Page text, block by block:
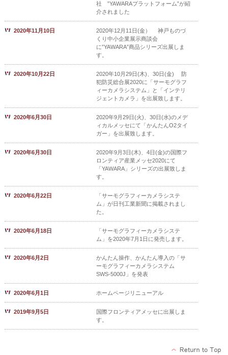
社 ”YAWARAプラットフォーム”が紹
介されました
2020年11月10日
2020年12月11日(金） 神戸ものづ
くり中小企業展示商談会
に”YAWARA”商品シリーズ出展しま
す。
2020年10月22日
2020年10月29日(木)、30日(金) 防
犯防災総合展2020に「サーモグラフ
ィーカメラシステム」と「インテリ
ジェントカメラ」を出展致します。
2020年6月30日
2020年9月29日(火)、30日(水)のメデ
ィカルメッセにて「かんたんO2タイ
ガー」を出展致します。
2020年6月30日
2020年9月3日(木)、4日(金)の国際フ
ロンティア産業メッセ2020にて
「YAWARA」シリーズの出展致しま
す。
2020年6月22日
「サーモグラフィーカメラシステ
ム」が日刊工業新聞に掲載されまし
た。
2020年6月18日
「サーモグラフィーカメラシステ
ム」を2020年7月1日に発売します。
2020年6月2日
かんたん操作、かんたん導入の「サ
ーモグラフィーカメラシステム
SWS-5000J」を発表
2020年6月1日 ホームページリニューアル
2019年9月5日
国際フロンティアメッセに出展しま
す。